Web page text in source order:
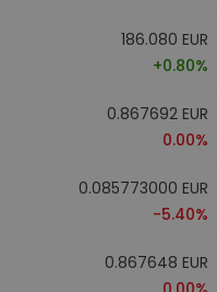
186.080 EUR
+0.80%
0.867692 EUR
0.00%
0.085773000 EUR
-5.40%
0.867648 EUR